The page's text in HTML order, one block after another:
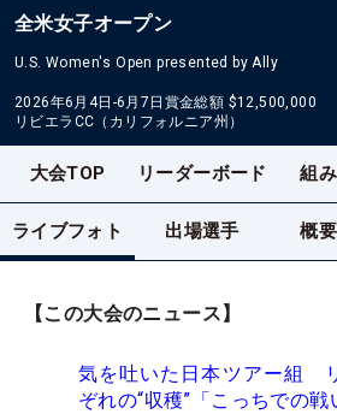
全米女子オープン
U.S. Women's Open presented by Ally
2026年6月4日-6月7日 賞金総額 $12,500,000
リビエラCC（カリフォルニア州）
大会TOP リーダーボード 組
ライブフォト 出場選手 概
【この大会のニュース】
気を吐いた日本ツアー組
ぞれの“収穫”「こっちでの戦